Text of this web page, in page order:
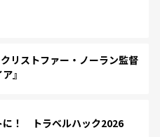
リストファー・ノーラン監督
』
に！ トラベルハック2026